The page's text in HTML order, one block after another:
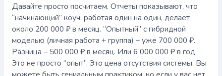
Давайте просто посчитаем. Отчеты показывают, что
“начинающий” коуч, работая один на один, делает
около 200 000 ₽ в месяц. “Опытный” с гибридной
моделью (личная работа + группа) – уже 700 000 ₽.
Разница – 500 000 ₽ в месяц. Или 6 000 000 ₽ в год.
Это не просто “опыт”. Это цена отсутствия системы. Вы